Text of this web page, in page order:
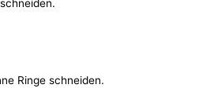
Ringe schneiden.